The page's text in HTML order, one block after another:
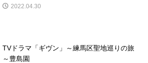
2022.04.30
TVドラマ「ギヴン」～練馬区聖地巡りの旅
～豊島園